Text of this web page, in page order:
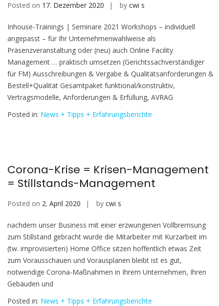
Posted on 17. Dezember 2020 by cwi s
Inhouse-Trainings | Seminare 2021 Workshops – individuell
angepasst – für Ihr Unternehmenwahlweise als
Präsenzveranstaltung oder (neu) auch Online Facility
Management … praktisch umsetzen (Gerichtssachverständiger
für FM) Ausschreibungen & Vergabe & Qualitätsanforderungen &
Bestell+Qualität Gesamtpaket funktional/konstruktiv,
Vertragsmodelle, Anforderungen & Erfüllung, AVRAG
Posted in: News + Tipps + Erfahrungsberichte
Corona-Krise = Krisen-Management
= Stillstands-Management
Posted on 2. April 2020 by cwi s
nachdem unser Business mit einer erzwungenen Vollbremsung
zum Stillstand gebracht wurde die Mitarbeiter mit Kurzarbeit im
(tw. improvisierten) Home Office sitzen hoffentlich etwas Zeit
zum Vorausschauen und Vorausplanen bleibt ist es gut,
notwendige Corona-Maßnahmen in Ihrem Unternehmen, Ihren
Gebäuden und
Posted in: News + Tipps + Erfahrungsberichte